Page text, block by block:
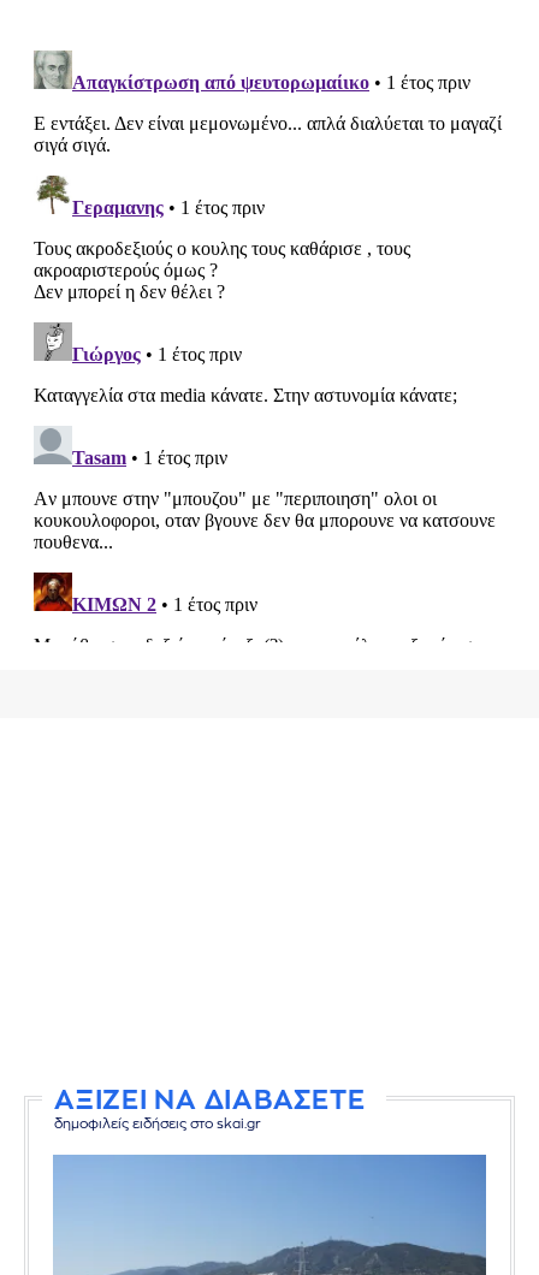
ΑΞΙΖΕΙ ΝΑ ΔΙΑΒΑΣΕΤΕ
δημοφιλείς ειδήσεις στο skai.gr